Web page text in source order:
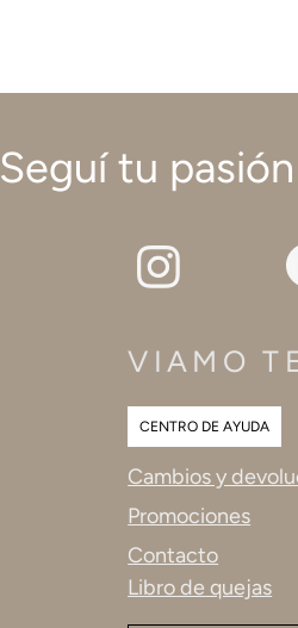
Seguí tu
VIAMO
CENTRO DE AYUDA
Cambios y
Promociones
Contacto
Libro de quejas